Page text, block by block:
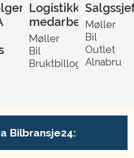
Logistikk-
medarbeider
Møller
Bil
Bruktbillogistikk
Møller
Bil
Outlet
Alnabru
Bilbransje24: